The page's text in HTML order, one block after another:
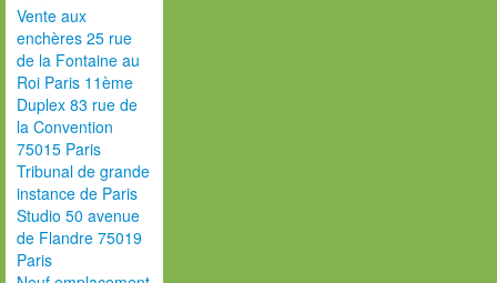
Vente aux
enchères 25 rue
de la Fontaine au
Roi Paris 11ème
Duplex 83 rue de
la Convention
75015 Paris
Tribunal de grande
instance de Paris
Studio 50 avenue
de Flandre 75019
Paris